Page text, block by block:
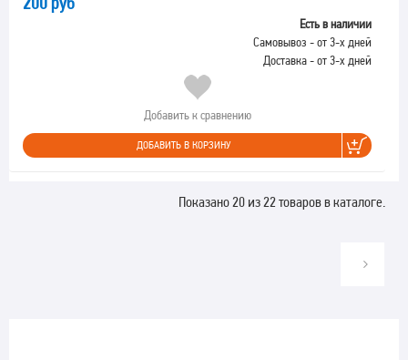
Есть в наличии
Самовывоз - от 3-х дней
Доставка - от 3-х дней
Добавить к сравнению
ДОБАВИТЬ В КОРЗИНУ
Показано 20 из 22 товаров в каталоге.